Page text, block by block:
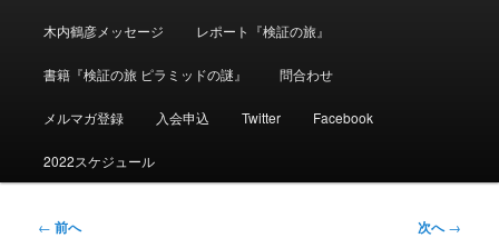
木内鶴彦メッセージ レポート『検証の旅』
書籍『検証の旅 ピラミッドの謎』 問合わせ
メルマガ登録 入会申込 Twitter Facebook
2022スケジュール
投
← 前へ 次へ→